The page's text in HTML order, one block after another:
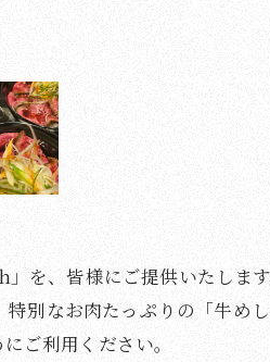
を、皆様にご提供いたしま
別なお肉たっぷりの「牛め
ご利用ください。